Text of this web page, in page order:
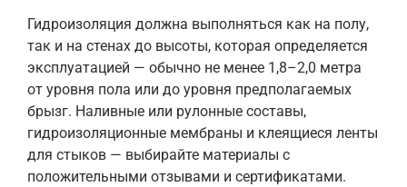
Гидроизоляция должна выполняться как на полу,
так и на стенах до высоты, которая определяется
эксплуатацией — обычно не менее 1,8–2,0 метра
от уровня пола или до уровня предполагаемых
брызг. Наливные или рулонные составы,
гидроизоляционные мембраны и клеящиеся ленты
для стыков — выбирайте материалы с
положительными отзывами и сертификатами.